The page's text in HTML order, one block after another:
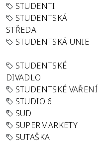
STUDENTI
STUDENTSKÁ
STŘEDA
STUDENTSKÁ UNIE
STUDENTSKÉ
DIVADLO
STUDENTSKÉ VAŘENÍ
STUDIO 6
SUD
SUPERMARKETY
SUTAŠKA